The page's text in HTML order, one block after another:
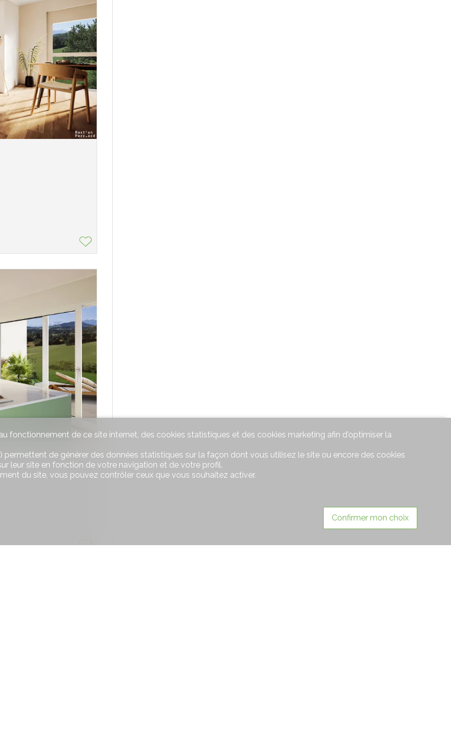
fonctionnement de ce site internet, des cookies statistiques et des cookies marketing afin d'optimiser la
de générer des données statistiques sur la façon dont vous utilisez le site ou encore des cookies
leur site en fonction de votre navigation et de votre profil.
du site, vous pouvez contrôler ceux que vous souhaitez activer.
Confirmer mon choix